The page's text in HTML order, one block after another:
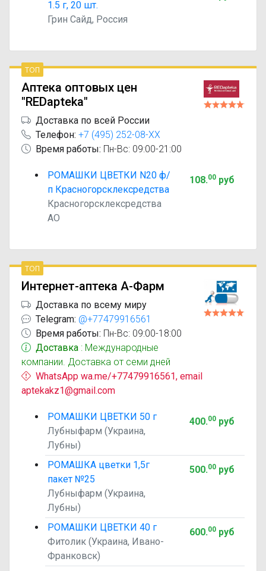
1.5 г, 20 шт.
Грин Сайд, Россия
топ
Аптека оптовых цен
"REDapteka"
Доставка по всей России
Телефон: +7 (495) 252-08-XX
Время работы: Пн-Вс: 09:00-21:00
РОМАШКИ ЦВЕТКИ N20 ф/
п Красногорсклексредства
Красногорсклексредства
АО
108.00руб
топ
Интернет-аптека А-Фарм
Доставка по всему миру
Telegram: @+77479916561
Время работы: Пн-Вс: 09:00-18:00
Доставка : Международные
компании. Доставка от семи дней
WhatsApp wa.me/+77479916561, email
aptekakz1@gmail.com
РОМАШКИ ЦВЕТКИ 50 г
Лубныфарм (Украина,
Лубны)
400.00руб
РОМАШКА цветки 1,5г
пакет №25
Лубныфарм (Украина,
Лубны)
500.00руб
РОМАШКИ ЦВЕТКИ 40 г
Фитолик (Украина, Ивано-
Франковск)
600.00руб